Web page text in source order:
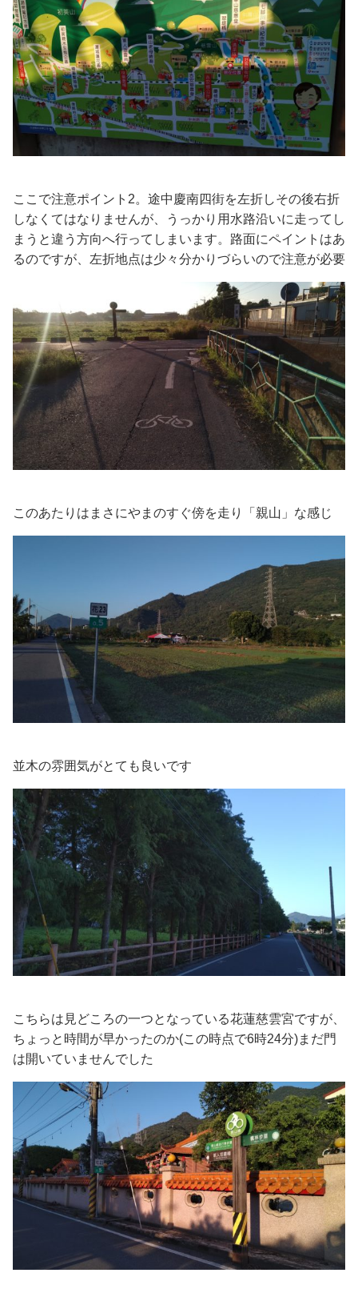
ここで注意ポイント2。途中慶南四街を左折しその後右折
しなくてはなりませんが、うっかり用水路沿いに走ってし
まうと違う方向へ行ってしまいます。路面にペイントはあ
るのですが、左折地点は少々分かりづらいので注意が必要
このあたりはまさにやまのすぐ傍を走り「親山」な感じ
並木の雰囲気がとても良いです
こちらは見どころの一つとなっている花蓮慈雲宮ですが、
ちょっと時間が早かったのか(この時点で6時24分)まだ門
は開いていませんでした